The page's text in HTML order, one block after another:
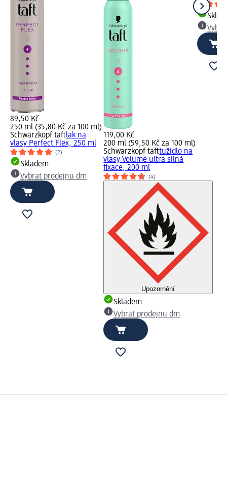
89,50 Kč
250 ml (35,80 Kč za 100 ml)
Schwarzkopf taftlak na
vlasy Perfect Flex, 250 ml
(2)
Skladem
Vybrat prodejnu dm
119,00 Kč
200 ml (59,50 Kč za 100 ml)
Schwarzkopf tafttužidlo na
vlasy Volume ultra silná
fixace, 200 ml
(4)
Upozornění
Skladem
Vybrat prodejnu dm